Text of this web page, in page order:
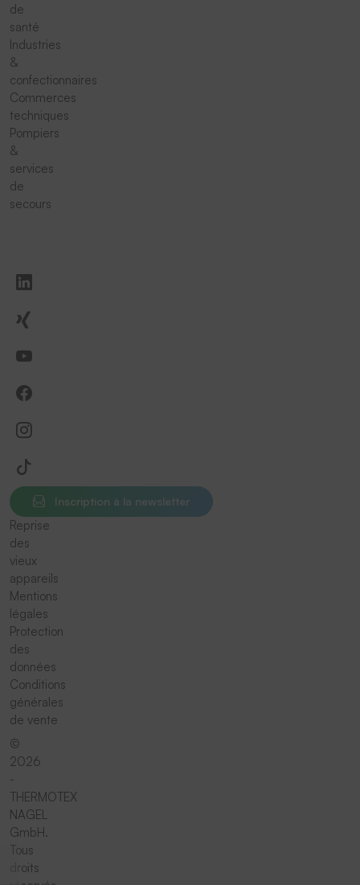
de
santé
Industries
&
confectionnaires
Commerces
techniques
Pompiers
&
services
de
secours
Inscription à la newsletter
Reprise
des
vieux
appareils
Mentions
légales
Protection
des
données
Conditions
générales
de vente
©
2026
-
THERMOTEX
NAGEL
GmbH.
Tous
droits